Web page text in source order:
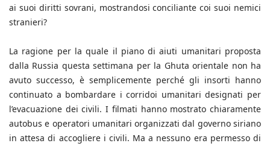
ai suoi diritti sovrani, mostrandosi conciliante coi suoi nemici
stranieri?
La ragione per la quale il piano di aiuti umanitari proposta
dalla Russia questa settimana per la Ghuta orientale non ha
avuto successo, è semplicemente perché gli insorti hanno
continuato a bombardare i corridoi umanitari designati per
l’evacuazione dei civili. I filmati hanno mostrato chiaramente
autobus e operatori umanitari organizzati dal governo siriano
in attesa di accogliere i civili. Ma a nessuno era permesso di